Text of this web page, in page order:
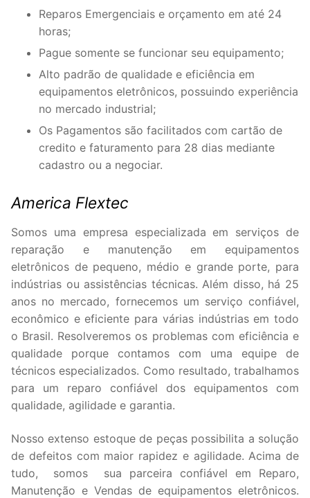
Reparos Emergenciais e orçamento em até 24
horas;
Pague somente se funcionar seu equipamento;
Alto padrão de qualidade e eficiência em
equipamentos eletrônicos, possuindo experiência
no mercado industrial;
Os Pagamentos são facilitados com cartão de
credito e faturamento para 28 dias mediante
cadastro ou a negociar.
America Flextec
Somos uma empresa especializada em serviços de
reparação e manutenção em equipamentos
eletrônicos de pequeno, médio e grande porte, para
indústrias ou assistências técnicas. Além disso, há 25
anos no mercado, fornecemos um serviço confiável,
econômico e eficiente para várias indústrias em todo
o Brasil. Resolveremos os problemas com eficiência e
qualidade porque contamos com uma equipe de
técnicos especializados. Como resultado, trabalhamos
para um reparo confiável dos equipamentos com
qualidade, agilidade e garantia.
Nosso extenso estoque de peças possibilita a solução
de defeitos com maior rapidez e agilidade. Acima de
tudo, somos sua parceira confiável em Reparo,
Manutenção e Vendas de equipamentos eletrônicos.